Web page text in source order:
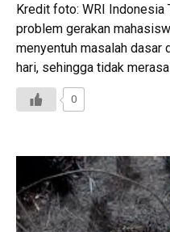
Kredit foto: WRI Indonesia
problem gerakan
menyentuh masalah dasar
hari, sehingga tidak
0